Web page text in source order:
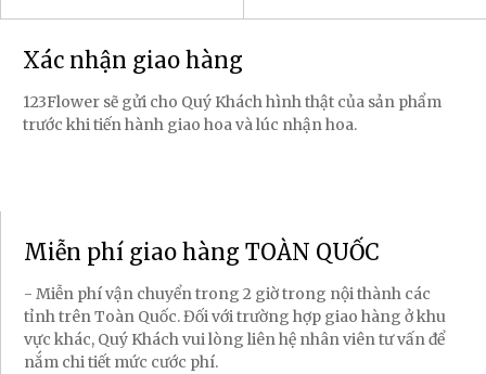
Xác nhận giao hàng
123Flower sẽ gửi cho Quý Khách hình thật của sản phẩm
trước khi tiến hành giao hoa và lúc nhận hoa.
Miễn phí giao hàng TOÀN QUỐC
- Miễn phí vận chuyển trong 2 giờ trong nội thành các
tỉnh trên Toàn Quốc. Đối với trường hợp giao hàng ở khu
vực khác, Quý Khách vui lòng liên hệ nhân viên tư vấn để
nắm chi tiết mức cước phí.